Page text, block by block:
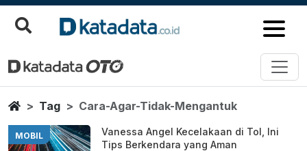
Cara Agar Tidak Mengantuk
Berita Terbaru
HomeTag Cara-Agar-Tidak-Mengantuk
MOBIL
Vanessa Angel Kecelakaan di Tol, Ini
Tips Berkendara yang Aman